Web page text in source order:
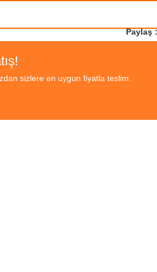
Paylaş
sizlere en uygun fiyatla teslim.